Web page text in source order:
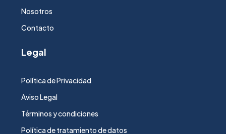
Nosotros
Contacto
Legal
Política de Privacidad
Aviso Legal
Términos y condiciones
Política de tratamiento de datos